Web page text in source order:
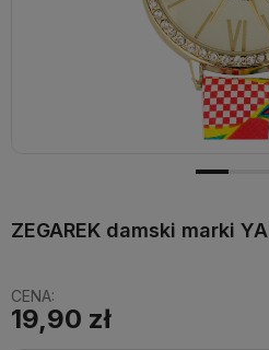
ZEGAREK damski marki
CENA:
19,90 zł